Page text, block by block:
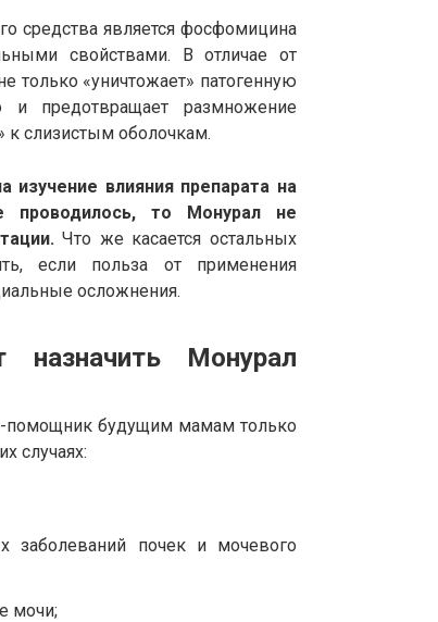
средства является фосфомицина
свойствами. В отличае от
только «уничтожает» патогенную
предотвращает размножение
к слизистым оболочкам.
изучение влияния препарата на
то Монурал не
Что же касается остальных
если польза от применения
осложнения.
Монурал
помощник будущим мамам только
случаях:
заболеваний почек и мочевого
мочи;